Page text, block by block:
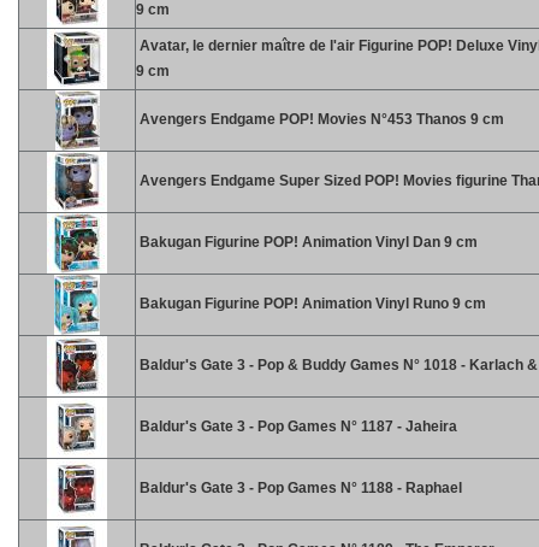
9 cm
Avatar, le dernier maître de l'air Figurine POP! Deluxe
9 cm
Avengers Endgame POP! Movies N°453 Thanos 9 cm
Avengers Endgame Super Sized POP! Movies figurine
Bakugan Figurine POP! Animation Vinyl Dan 9 cm
Bakugan Figurine POP! Animation Vinyl Runo 9 cm
Baldur's Gate 3 - Pop & Buddy Games N° 1018 - Karlach
Baldur's Gate 3 - Pop Games N° 1187 - Jaheira
Baldur's Gate 3 - Pop Games N° 1188 - Raphael